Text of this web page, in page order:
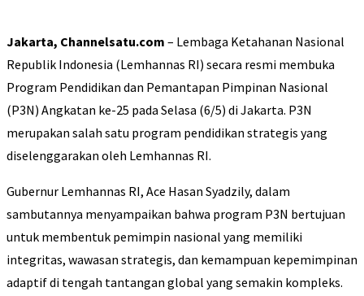
Jakarta, Channelsatu.com – Lembaga Ketahanan Nasional
Republik Indonesia (Lemhannas RI) secara resmi membuka
Program Pendidikan dan Pemantapan Pimpinan Nasional
(P3N) Angkatan ke-25 pada Selasa (6/5) di Jakarta. P3N
merupakan salah satu program pendidikan strategis yang
diselenggarakan oleh Lemhannas RI.
Gubernur Lemhannas RI, Ace Hasan Syadzily, dalam
sambutannya menyampaikan bahwa program P3N bertujuan
untuk membentuk pemimpin nasional yang memiliki
integritas, wawasan strategis, dan kemampuan kepemimpinan
adaptif di tengah tantangan global yang semakin kompleks.